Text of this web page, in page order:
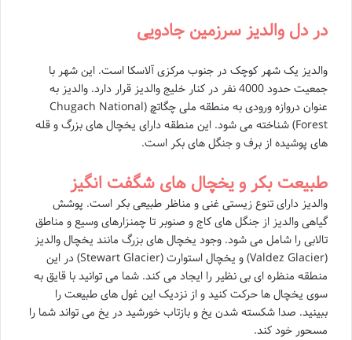
در دل والدیز سرزمین جادویی
والدیز یک شهر کوچک در جنوب مرکزی آلاسکا است. این شهر با
جمعیت حدود 4000 نفر در کنار خلیج والدیز قرار دارد. والدیز به
عنوان دروازه ورودی به منطقه ملی چگاتچ (Chugach National
Forest) شناخته می شود. این منطقه دارای یخچال های بزرگ و قله
های پوشیده از برف و جنگل های بکر است.
طبیعت بکر و یخچال های شگفت انگیز
والدیز دارای تنوع زیستی غنی و مناظر طبیعی بکر است. پوشش
گیاهی والدیز از جنگل های کاج و صنوبر تا چمنزارهای وسیع و مناطق
تالابی را شامل می شود. وجود یخچال های بزرگ مانند یخچال والدیز
(Valdez Glacier) و یخچال استوارت (Stewart Glacier) در این
منطقه منظره ای بی نظیر را ایجاد می کند. شما می توانید با قایق به
سوی یخچال ها حرکت کنید و از نزدیک این غول های طبیعت را
ببینید. صدا شکسته شدن یخ و بازتاب خورشید در یخ می تواند شما را
مسحور خود کند.